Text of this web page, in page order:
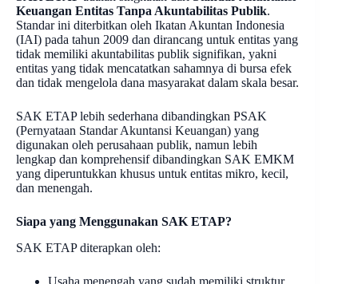
Keuangan Entitas Tanpa Akuntabilitas Publik.
Standar ini diterbitkan oleh Ikatan Akuntan Indonesia
(IAI) pada tahun 2009 dan dirancang untuk entitas yang
tidak memiliki akuntabilitas publik signifikan, yakni
entitas yang tidak mencatatkan sahamnya di bursa efek
dan tidak mengelola dana masyarakat dalam skala besar.
SAK ETAP lebih sederhana dibandingkan PSAK
(Pernyataan Standar Akuntansi Keuangan) yang
digunakan oleh perusahaan publik, namun lebih
lengkap dan komprehensif dibandingkan SAK EMKM
yang diperuntukkan khusus untuk entitas mikro, kecil,
dan menengah.
Siapa yang Menggunakan SAK ETAP?
SAK ETAP diterapkan oleh:
Usaha menengah yang sudah memiliki struktur